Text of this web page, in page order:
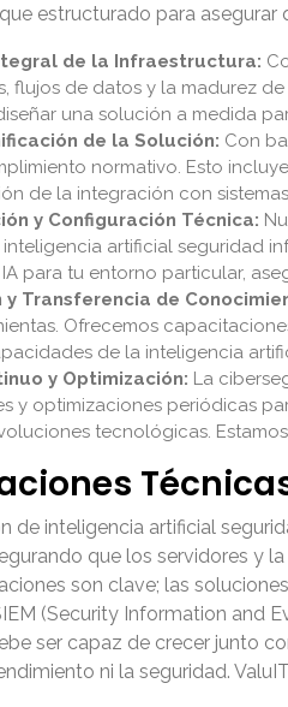
estructurado para
de la Infraestructura:
flujos de datos y la madurez
una solución a medida
de la Solución: Con
normativo. Esto
de la integración con
y Configuración Técnica:
artificial seguridad
para tu entorno particular,
Transferencia de
Ofrecemos
de la inteligencia
y Optimización: La
y optimizaciones periódicas
tecnológicas.
de inteligencia artificial
que los servidores y
son clave; las
(Security Information and
ser capaz de crecer junto
ni la seguridad.